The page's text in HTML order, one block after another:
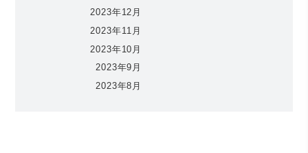
2023年12月
2023年11月
2023年10月
2023年9月
2023年8月